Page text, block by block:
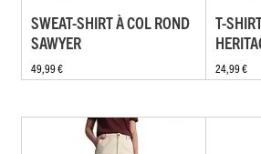
SWEAT-SHIRT À COL ROND
SAWYER
49,99 €
T-
24,99 €